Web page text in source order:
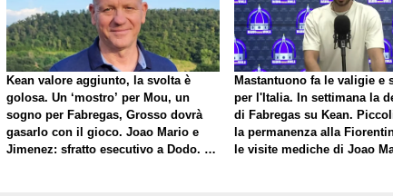
Kean valore aggiunto, la svolta è
golosa. Un ‘mostro’ per Mou, un
sogno per Fabregas, Grosso dovrà
gasarlo con il gioco. Joao Mario e
Jimenez: sfratto esecutivo a Dodo. E
Mastantuono fa le valigie e
per l'Italia. In settimana la
di Fabregas su Kean.
la permanenza alla
le visite mediche di Joao